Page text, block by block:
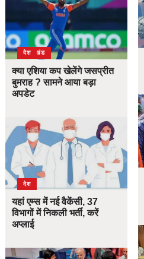
उत्तराखंड
देश
क्या एशिया कप खेलेंगे जसप्रीत
बुमराह ? सामने आया बड़ा
अपडेट
देश
यहां एम्स में नई वैकेंसी, 37
विभागों में निकली भर्ती, करें
अप्लाई